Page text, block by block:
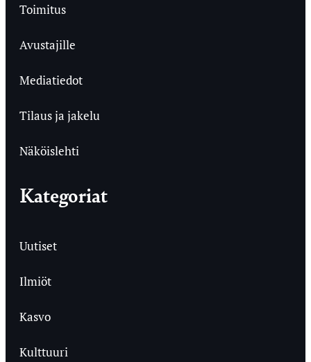
Toimitus
Avustajille
Mediatiedot
Tilaus ja jakelu
Näköislehti
Kategoriat
Uutiset
Ilmiöt
Kasvo
Kulttuuri